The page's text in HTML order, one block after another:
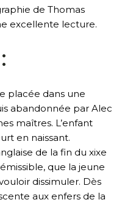
de Thomas
excellente lecture.
placée dans une
abandonnée par Alec
maîtres. L’enfant
en naissant.
de la fin du xixe
que la jeune
dissimuler. Dès
aux enfers de la